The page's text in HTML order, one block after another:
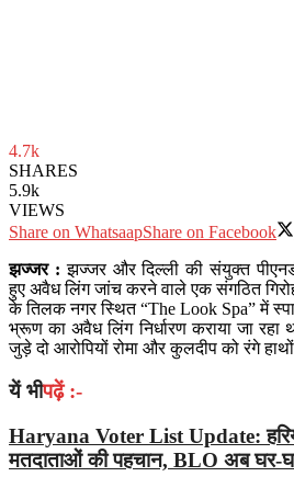
4.7k
SHARES
5.9k
VIEWS
Share on WhatsaapShare on Facebook
झज्जर :झज्जर और दिल्ली की संयुक्त
हुए अवैध लिंग जांच करने वाले एक संगठित
के तिलक नगर स्थित “The Look Spa” में
भ्रूण का अवैध लिंग निर्धारण कराया जा रहा
जुड़े दो आरोपियों रोमा और कुलदीप को रंगे हाथों
यें भीपढ़ें :-
Haryana Voter List Update:
मतदाताओं की पहचान, BLO अब घर-